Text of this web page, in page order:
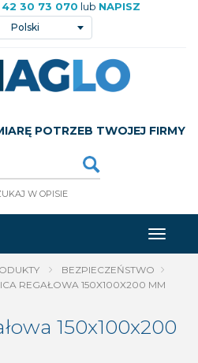
42 30 73 070 lub NAPISZ
Polski
POTRZEB TWOJEJ FIRMY
W OPISIE
BEZPIECZEŃSTWO
REGAŁOWA 150X100X200 MM
150x100x200